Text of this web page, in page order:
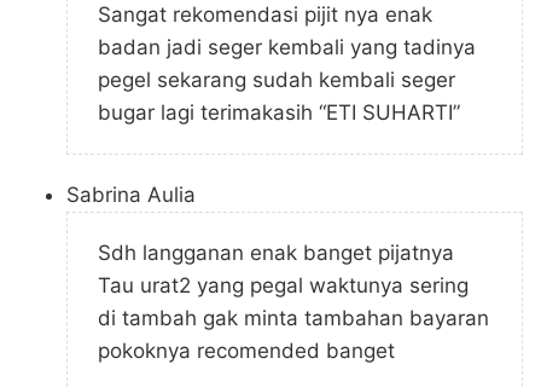
Sangat rekomendasi pijit nya enak
badan jadi seger kembali yang tadinya
pegel sekarang sudah kembali seger
bugar lagi terimakasih “ETI SUHARTI”
Sabrina Aulia
Sdh langganan enak banget pijatnya
Tau urat2 yang pegal waktunya sering
di tambah gak minta tambahan bayaran
pokoknya recomended banget